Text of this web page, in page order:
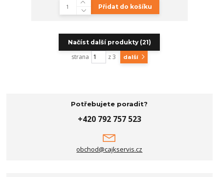
Přidat do košíku
Načíst další produkty (21)
strana z 3 další
Potřebujete poradit?
+420 792 757 523
obchod@cajkservis.cz